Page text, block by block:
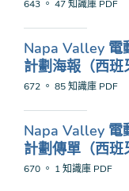
643 。 47 知識庫 PDF
Napa Valley 電
計劃海報（西班
672 。 85 知識庫 PDF
Napa Valley 電
計劃傳單（西班
670 。 1 知識庫 PDF